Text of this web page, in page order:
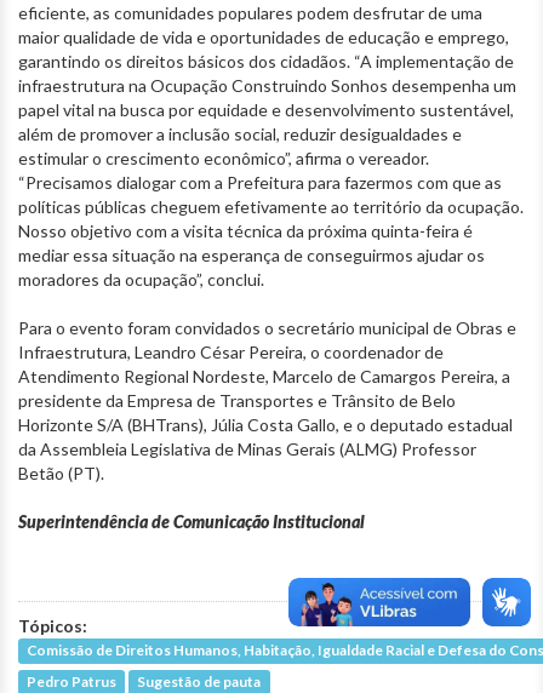
eficiente, as comunidades populares podem desfrutar de uma
maior qualidade de vida e oportunidades de educação e emprego,
garantindo os direitos básicos dos cidadãos. “A implementação de
infraestrutura na Ocupação Construindo Sonhos desempenha um
papel vital na busca por equidade e desenvolvimento sustentável,
além de promover a inclusão social, reduzir desigualdades e
estimular o crescimento econômico”, afirma o vereador.
“Precisamos dialogar com a Prefeitura para fazermos com que as
políticas públicas cheguem efetivamente ao território da ocupação.
Nosso objetivo com a visita técnica da próxima quinta-feira é
mediar essa situação na esperança de conseguirmos ajudar os
moradores da ocupação”, conclui.
Para o evento foram convidados o secretário municipal de Obras e
Infraestrutura, Leandro César Pereira, o coordenador de
Atendimento Regional Nordeste, Marcelo de Camargos Pereira, a
presidente da Empresa de Transportes e Trânsito de Belo
Horizonte S/A (BHTrans), Júlia Costa Gallo, e o deputado estadual
da Assembleia Legislativa de Minas Gerais (ALMG) Professor
Betão (PT).
Superintendência de Comunicação Institucional
Tópicos:
Comissão de Direitos Humanos, Habitação, Igualdade Racial e Defesa do
Pedro Patrus
Sugestão de pauta